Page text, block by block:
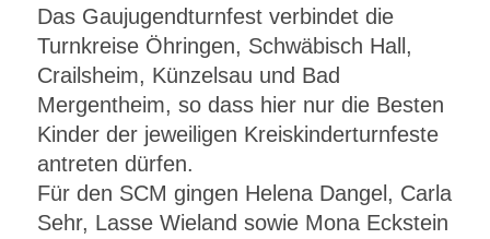
Das Gaujugendturnfest verbindet die
Turnkreise Öhringen, Schwäbisch Hall,
Crailsheim, Künzelsau und Bad
Mergentheim, so dass hier nur die Besten
Kinder der jeweiligen Kreiskinderturnfeste
antreten dürfen.
Für den SCM gingen Helena Dangel, Carla
Sehr, Lasse Wieland sowie Mona Eckstein